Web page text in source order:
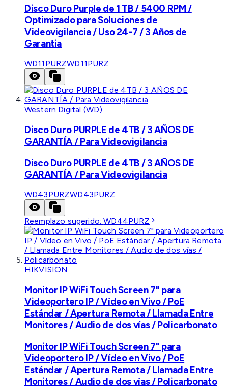
Disco Duro Purple de 1 TB / 5400 RPM /
Optimizado para Soluciones de
Videovigilancia / Uso 24-7 / 3 Años de
Garantia
WD11PURZWD11PURZ
Western Digital (WD)
Disco Duro PURPLE de 4TB / 3 AÑOS DE
GARANTÍA / Para Videovigilancia
Disco Duro PURPLE de 4TB / 3 AÑOS DE
GARANTÍA / Para Videovigilancia
WD43PURZWD43PURZ
Reemplazo sugerido:WD44PURZ
HIKVISION
Monitor IP WiFi Touch Screen 7" para
Videoportero IP / Vídeo en Vivo / PoE
Estándar / Apertura Remota / Llamada Entre
Monitores / Audio de dos vías / Policarbonato
Monitor IP WiFi Touch Screen 7" para
Videoportero IP / Vídeo en Vivo / PoE
Estándar / Apertura Remota / Llamada Entre
Monitores / Audio de dos vías / Policarbonato